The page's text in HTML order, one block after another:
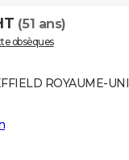
(51 ans)
obsèques
ROYAUME-UNI